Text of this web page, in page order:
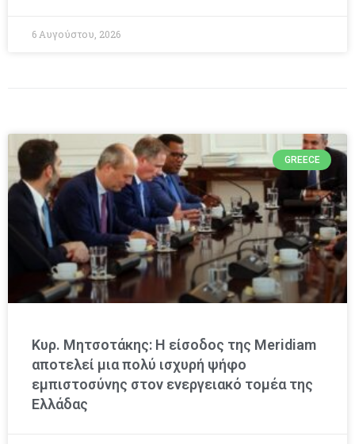
6 Αυγούστου, 2026
GREECE
Κυρ. Μητσοτάκης: Η είσοδος της Meridiam
αποτελεί μια πολύ ισχυρή ψήφο
εμπιστοσύνης στον ενεργειακό τομέα της
Ελλάδας